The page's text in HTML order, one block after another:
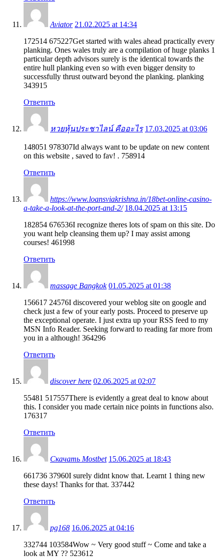
Aviator 21.02.2025 at 14:34
172514 675227Get started with wales ahead practically every
planking. Ones wales truly are a compilation of huge planks 1
particular depth advisors surely is the identical towards the
entire hull planking even so with even bigger density to
successfully thrust outward beyond the planking. planking
343915
Ответить
หวยหุ้นประชาไลน์ คืออะไร 17.03.2025 at 03:06
148051 978307Id always want to be update on new content
on this website , saved to fav! . 758914
Ответить
https://www.loansviakrishna.in/18bet-online-casino-
a-take-a-look-at-the-port-and-2/ 18.04.2025 at 13:15
182854 676536I recognize theres lots of spam on this site. Do
you want help cleansing them up? I may assist among
courses! 461998
Ответить
massage Bangkok 01.05.2025 at 01:38
156617 24576I discovered your weblog site on google and
check just a few of your early posts. Proceed to preserve up
the exceptional operate. I just extra up your RSS feed to my
MSN Info Reader. Seeking forward to reading far more from
you in a although! 364296
Ответить
discover here 02.06.2025 at 02:07
55481 517557There is evidently a great deal to know about
this. I consider you made certain nice points in functions also.
176317
Ответить
Скачать Mostbet 15.06.2025 at 18:43
661736 37960I surely didnt know that. Learnt 1 thing new
these days! Thanks for that. 337442
Ответить
pg168 16.06.2025 at 04:16
332744 103584Wow ~ Very good stuff ~ Come and take a
look at MY ?? 523612